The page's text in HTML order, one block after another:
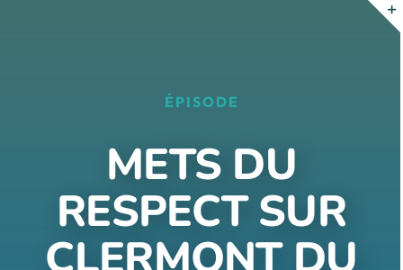
ÉPISODE
METS DU
RESPECT SUR